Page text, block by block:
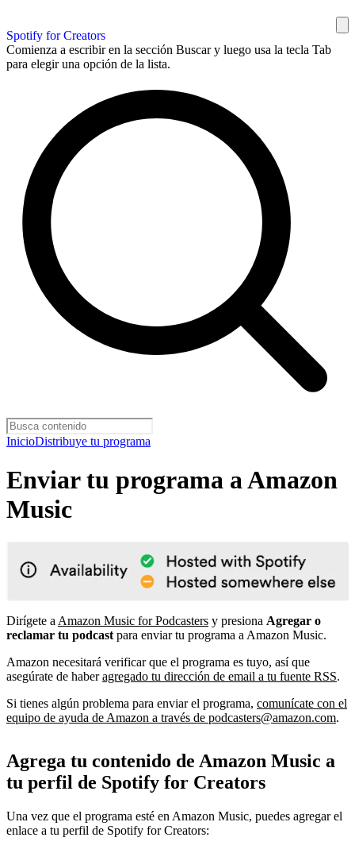
Spotify for Creators
Comienza a escribir en la sección Buscar y luego usa la tecla Tab
para elegir una opción de la lista.
InicioDistribuye tu programa
Enviar tu programa a Amazon
Music
Dirígete a Amazon Music for Podcasters y presiona Agregar o
reclamar tu podcast para enviar tu programa a Amazon Music.
Amazon necesitará verificar que el programa es tuyo, así que
asegúrate de haberagregado tu dirección de email a tu fuente RSS.
Si tienes algún problema para enviar el programa, comunícate con el
equipo de ayuda de Amazon a través de podcasters@amazon.com.
Agrega tu contenido de Amazon Music a
tu perfil de Spotify for Creators
Una vez que el programa esté en Amazon Music, puedes agregar el
enlace a tu perfil de Spotify for Creators: